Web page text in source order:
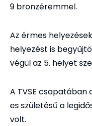
9 bronzéremmel.
Az érmes
helyezést is
végül az 5. helyet
A TVSE csapatában
es születésű a
volt.